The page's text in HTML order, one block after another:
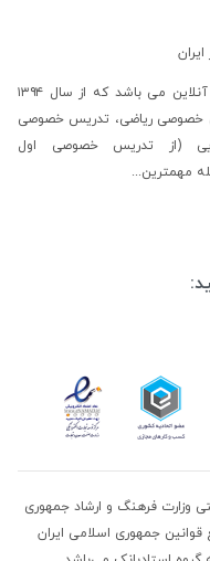
می باشد که از سال ۱۳۹۴
خصوصی ریاضی، تدریس خصوصی
(از
تدریس خصوصی اول
مهمترین...
وزارت فرهنگ و ارشاد جمهوری
جمهوری اسلامی ایران